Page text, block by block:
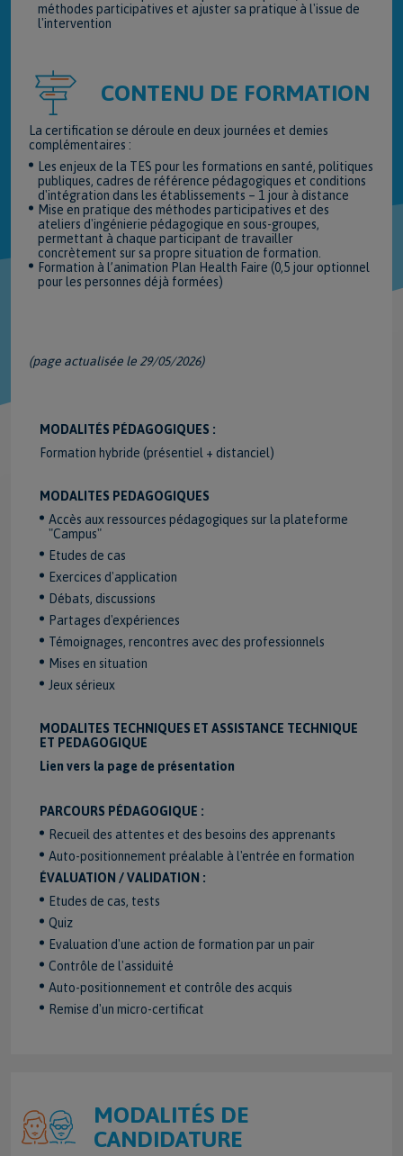
méthodes participatives et ajuster sa pratique à l'issue de
l'intervention
CONTENU DE FORMATION
La certification se déroule en deux journées et demies
complémentaires :
Les enjeux de la TES pour les formations en santé, politiques
publiques, cadres de référence pédagogiques et conditions
d'intégration dans les établissements – 1 jour à distance
Mise en pratique des méthodes participatives et des
ateliers d'ingénierie pédagogique en sous-groupes,
permettant à chaque participant de travailler
concrètement sur sa propre situation de formation.
Formation à l’animation Plan Health Faire (0,5 jour optionnel
pour les personnes déjà formées)
(page actualisée le 29/05/2026)
MODALITÉS PÉDAGOGIQUES :
Formation hybride (présentiel + distanciel)
MODALITES PEDAGOGIQUES
Accès aux ressources pédagogiques sur la plateforme
"Campus"
Etudes de cas
Exercices d'application
Débats, discussions
Partages d'expériences
Témoignages, rencontres avec des professionnels
Mises en situation
Jeux sérieux
MODALITES TECHNIQUES ET ASSISTANCE TECHNIQUE
ET PEDAGOGIQUE
Lien vers la page de présentation
PARCOURS PÉDAGOGIQUE :
Recueil des attentes et des besoins des apprenants
Auto-positionnement préalable à l'entrée en formation
ÉVALUATION / VALIDATION :
Etudes de cas, tests
Quiz
Evaluation d'une action de formation par un pair
Contrôle de l'assiduité
Auto-positionnement et contrôle des acquis
Remise d'un micro-certificat
MODALITÉS DE
CANDIDATURE